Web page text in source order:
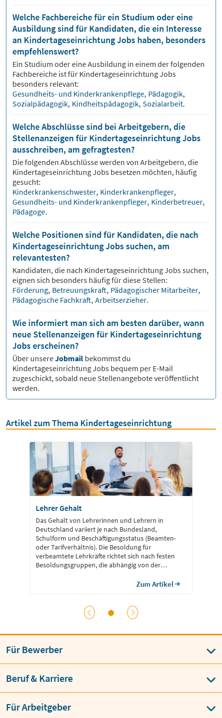
Welche Fachbereiche für ein Studium oder eine
Ausbildung sind für Kandidaten, die ein Interesse
an Kindertageseinrichtung Jobs haben, besonders
empfehlenswert?
Ein Studium oder eine Ausbildung in einem der folgenden
Fachbereiche ist für KindertageseinrichtungJobs
besonders relevant:
Gesundheits- und Kinderkrankenpflege, Pädagogik,
Sozialpädagogik, Kindheitspädagogik, Sozialarbeit.
Welche Abschlüsse sind bei Arbeitgebern, die
Stellenanzeigen für Kindertageseinrichtung Jobs
ausschreiben, am gefragtesten?
Die folgenden Abschlüsse werden von Arbeitgebern, die
KindertageseinrichtungJobs besetzen möchten, häufig
gesucht:
Kinderkrankenschwester, Kinderkrankenpfleger,
Gesundheits- und Kinderkrankenpfleger, Kinderbetreuer,
Pädagoge.
Welche Positionen sind für Kandidaten, die nach
Kindertageseinrichtung Jobs suchen, am
relevantesten?
Kandidaten, die nach KindertageseinrichtungJobs suchen,
eignen sich besonders häufig für diese Stellen:
Förderung, Betreuungskraft, Pädagogischer Mitarbeiter,
Pädagogische Fachkraft, Arbeitserzieher.
Wie informiert man sich am besten darüber, wann
neue Stellenanzeigen für Kindertageseinrichtung
Jobs erscheinen?
Über unsereJobmail bekommst du
KindertageseinrichtungJobs bequem per E-Mail
zugeschickt, sobald neue Stellenangebote veröffentlicht
werden.
Artikel zum Thema Kindertageseinrichtung
Lehrer Gehalt
Das Gehalt von Lehrerinnen und Lehrern in
Deutschland variiert je nach Bundesland,
Schulform und Beschäftigungsstatus (Beamten-
oder Tarifverhältnis). Die Besoldung für
verbeamtete Lehrkräfte richtet sich nach festen
Besoldungsgruppen, die abhängig von der
Tarifbeschäftigte Lehrer werden nach dem
wesentliche Rolle spielen.
Zum Artikel
Für Bewerber
Beruf & Karriere
Für Arbeitgeber